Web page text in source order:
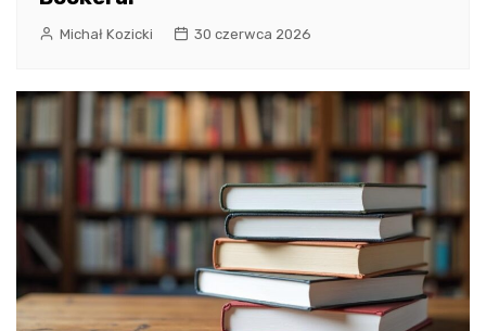
Michał Kozicki 30 czerwca 2026